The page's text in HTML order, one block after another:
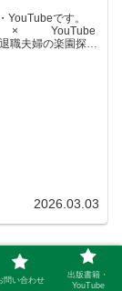
YouTubeです。
職夫婦の楽園探求
2026.03.03
問い合わせ
出版書籍・
YouTube